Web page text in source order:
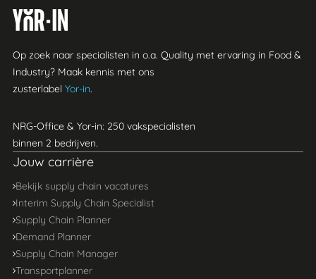
Op zoek naar specialisten in o.a. Quality met ervaring in Food &
Industry? Maak kennis met ons
zusterlabel Yor-in.
NRG-Office & Yor-in: 250 vakspecialisten
binnen 2 bedrijven.
Jouw carrière
Bekijk supply chain vacatures
Interim Supply Chain Specialist
Supply Chain Planner
Demand Planner
Supply Chain Manager
Transportplanner